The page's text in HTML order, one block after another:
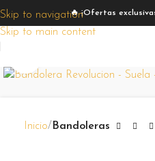
Skip to navigation
Skip to main content
🔥 ¡Ofertas
Inicio Bandoleras